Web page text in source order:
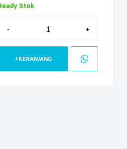
Stok
- +
+KERANJANG